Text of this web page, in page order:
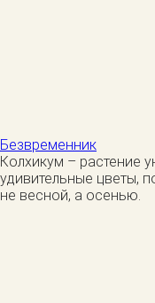
Безвременник
Колхикум – растение
удивительные цветы,
не весной, а осенью.